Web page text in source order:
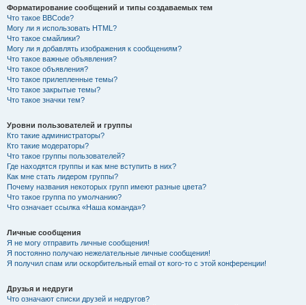
Форматирование сообщений и типы создаваемых тем
Что такое BBCode?
Могу ли я использовать HTML?
Что такое смайлики?
Могу ли я добавлять изображения к сообщениям?
Что такое важные объявления?
Что такое объявления?
Что такое прилепленные темы?
Что такое закрытые темы?
Что такое значки тем?
Уровни пользователей и группы
Кто такие администраторы?
Кто такие модераторы?
Что такое группы пользователей?
Где находятся группы и как мне вступить в них?
Как мне стать лидером группы?
Почему названия некоторых групп имеют разные цвета?
Что такое группа по умолчанию?
Что означает ссылка «Наша команда»?
Личные сообщения
Я не могу отправить личные сообщения!
Я постоянно получаю нежелательные личные сообщения!
Я получил спам или оскорбительный email от кого-то с этой конференции!
Друзья и недруги
Что означают списки друзей и недругов?